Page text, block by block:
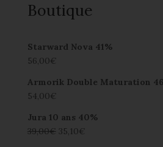
Boutique
Starward Nova 41%
56,00€
Armorik Double Maturation
54,00€
Jura 10 ans 40%
39,00€ 35,10€